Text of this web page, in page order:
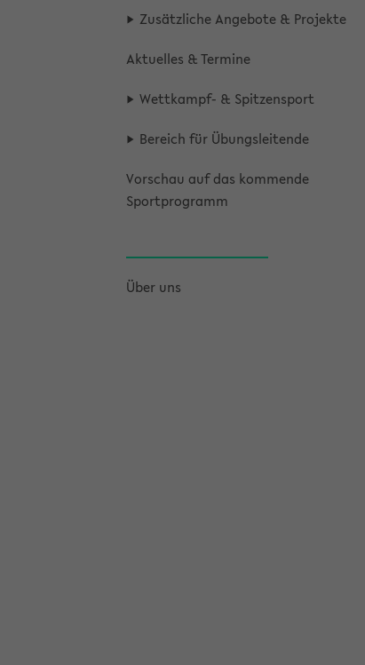
Zu­sätz­li­che An­ge­bo­te & Pro­jek­te
Ak­tu­el­les & Ter­mi­ne
Wettkampf-​ & Spit­zen­sport
Be­reich für Übungs­lei­ten­de
Vor­schau auf das kom­men­de
Sport­pro­gramm
Über uns